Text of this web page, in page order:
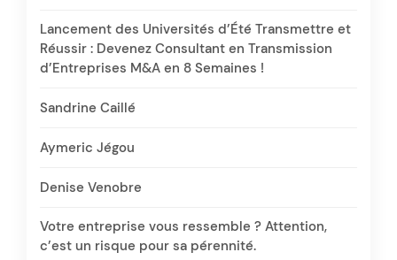
Lancement des Universités d’Été Transmettre et
Réussir : Devenez Consultant en Transmission
d’Entreprises M&A en 8 Semaines !
Sandrine Caillé
Aymeric Jégou
Denise Venobre
Votre entreprise vous ressemble ? Attention,
c’est un risque pour sa pérennité.